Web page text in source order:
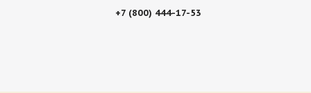
+7 (800) 444-17-53